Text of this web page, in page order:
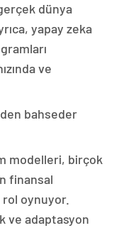
dünya
yapay zeka
ve
bahseder
modelleri, birçok
finansal
rol oynuyor.
ve adaptasyon